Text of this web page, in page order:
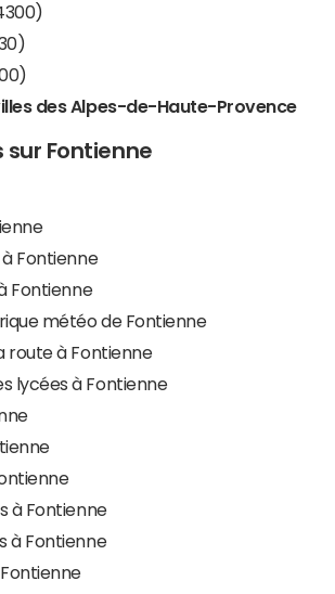
des Alpes-de-Haute-Provence
sur Fontienne
Fontienne
Fontienne
météo de Fontienne
route à Fontienne
lycées à Fontienne
à Fontienne
à Fontienne